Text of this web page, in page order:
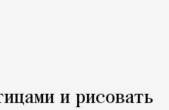
и рисовать